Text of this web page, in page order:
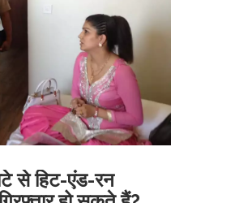
से हिट-एंड-रन